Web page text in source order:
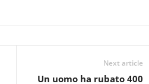
Next article
Un uomo ha rubato 400